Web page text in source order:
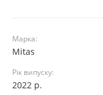
Марка:
Mitas
Рік випуску:
2022 р.